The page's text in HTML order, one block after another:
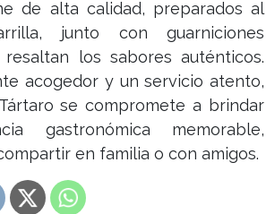
de alta calidad, preparados al
junto con guarniciones
los sabores auténticos.
acogedor y un servicio atento,
se compromete a brindar
gastronómica memorable,
en familia o con amigos.